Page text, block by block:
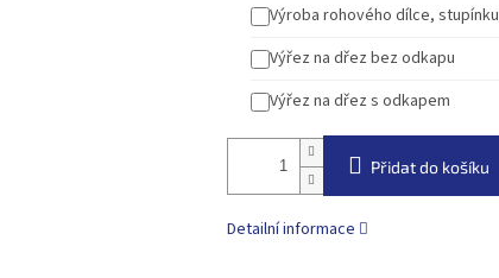
Výroba rohového dílce, stupínku
Výřez na dřez bez odkapu
Výřez na dřez s odkapem
Přidat do košíku
Detailní informace